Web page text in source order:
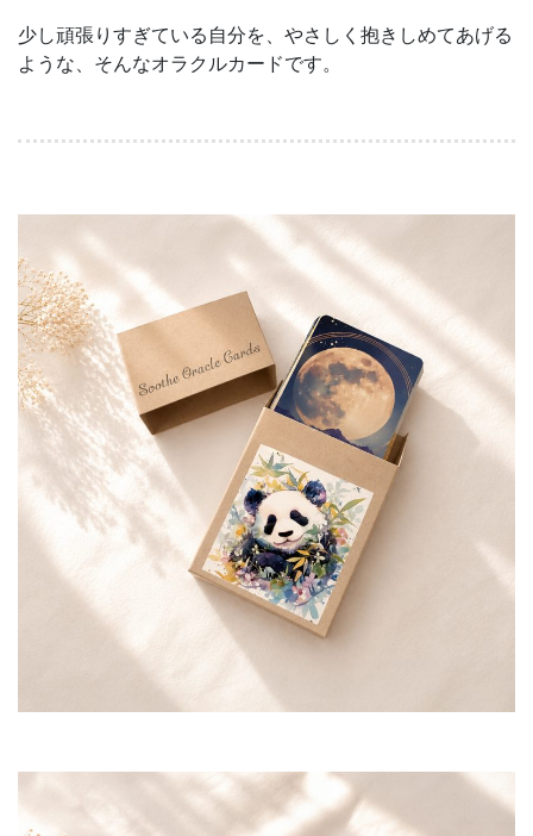
少し頑張りすぎている自分を、やさしく抱きしめてあげる
ような、そんなオラクルカードです。